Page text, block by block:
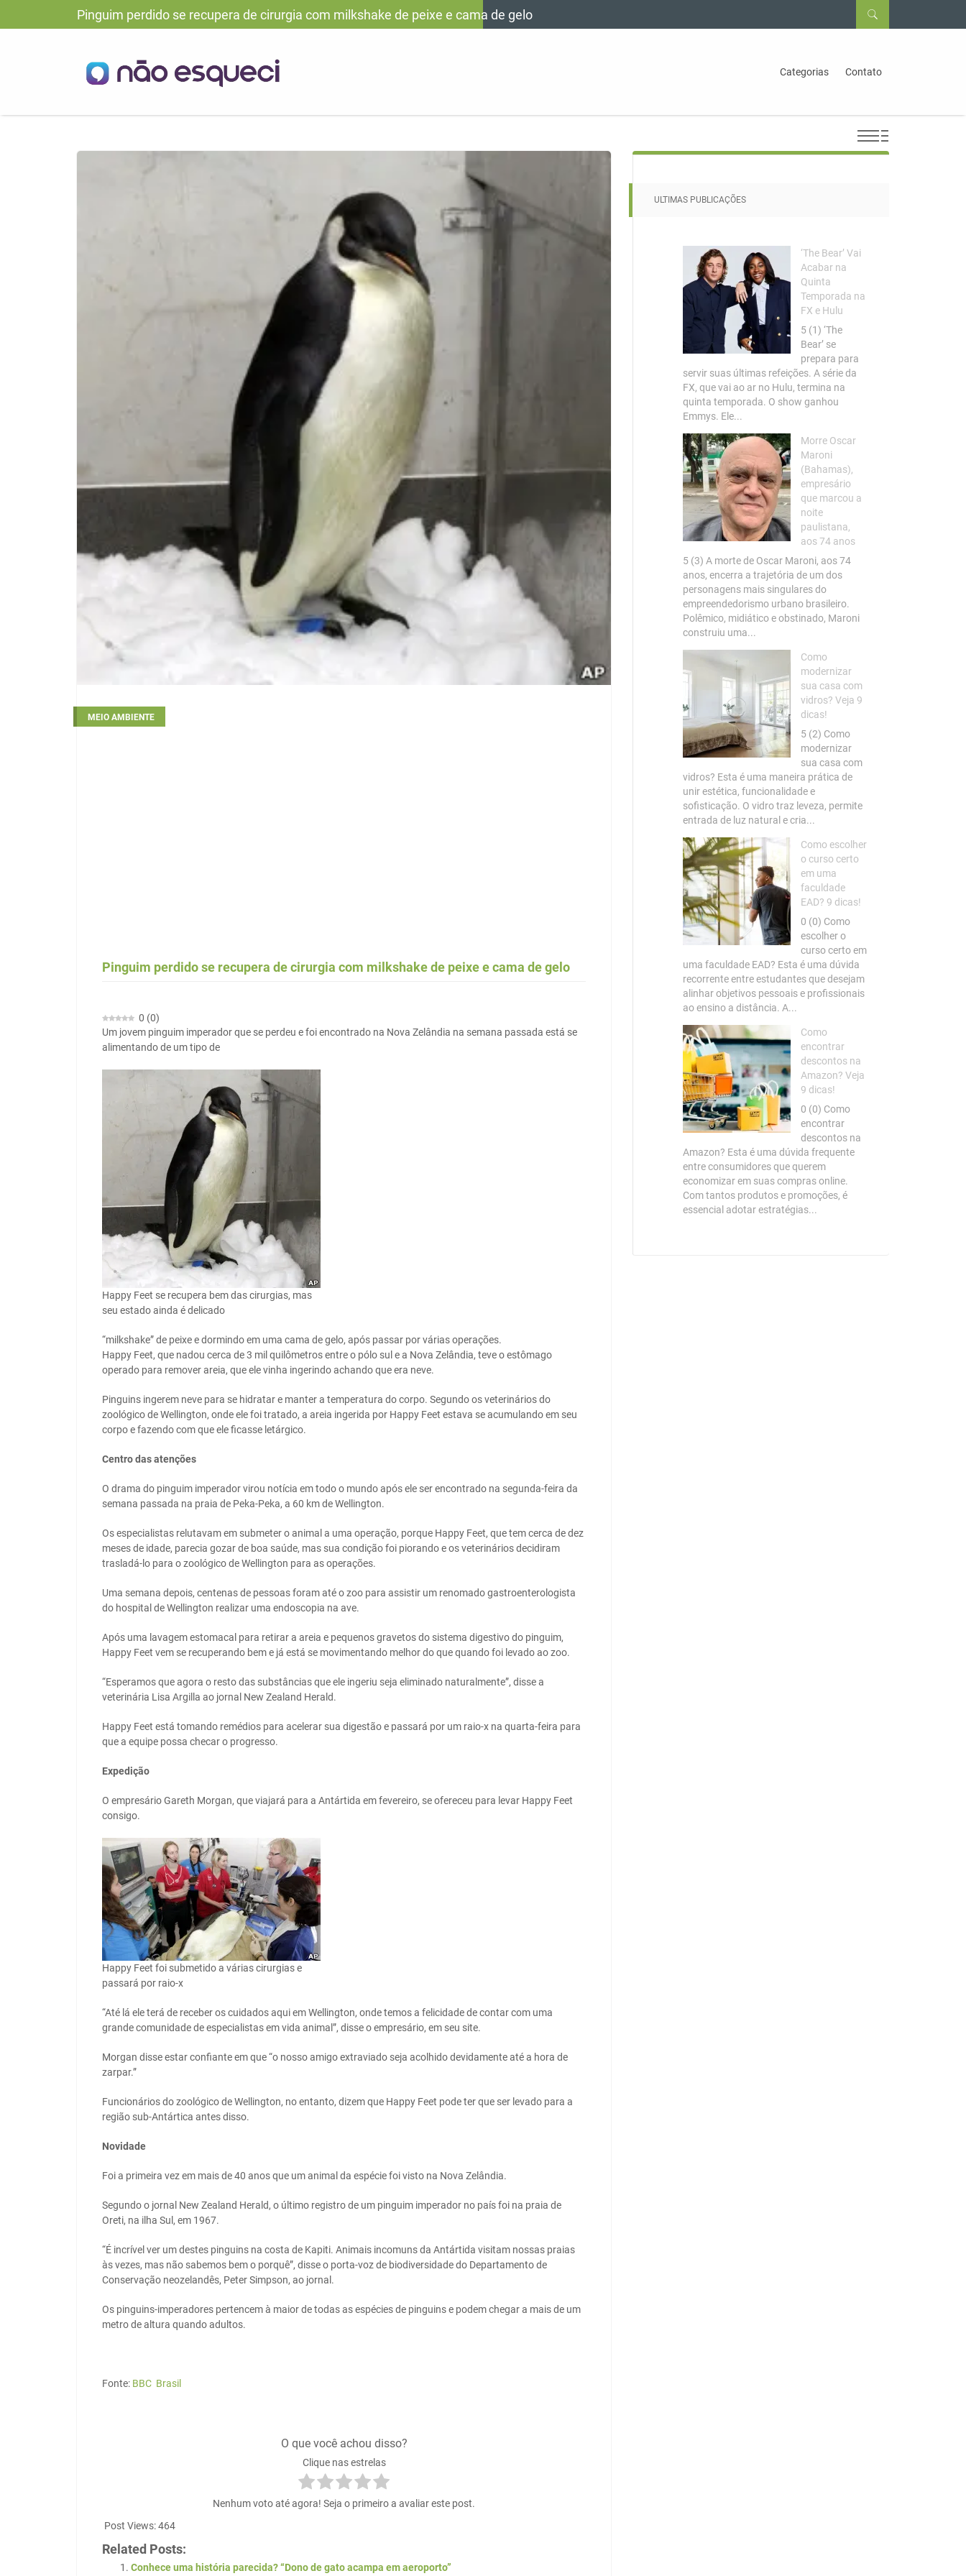
Pinguim perdido se recupera de cirurgia com milkshake de peixe e cama de gelo
Categorias Contato
MEIO AMBIENTE
Pinguim perdido se recupera de cirurgia com milkshake de peixe e cama de gelo
0 (0)
Um jovem pinguim imperador que se perdeu e foi encontrado na Nova Zelândia na semana passada está se
alimentando de um tipo de
Happy Feet se recupera bem das cirurgias, mas
seu estado ainda é delicado
“milkshake” de peixe e dormindo em uma cama de gelo, após passar por várias operações.
Happy Feet, que nadou cerca de 3 mil quilômetros entre o pólo sul e a Nova Zelândia, teve o estômago
operado para remover areia, que ele vinha ingerindo achando que era neve.
Pinguins ingerem neve para se hidratar e manter a temperatura do corpo. Segundo os veterinários do
zoológico de Wellington, onde ele foi tratado, a areia ingerida por Happy Feet estava se acumulando em seu
corpo e fazendo com que ele ficasse letárgico.
Centro das atenções
O drama do pinguim imperador virou notícia em todo o mundo após ele ser encontrado na segunda-feira da
semana passada na praia de Peka-Peka, a 60 km de Wellington.
Os especialistas relutavam em submeter o animal a uma operação, porque Happy Feet, que tem cerca de dez
meses de idade, parecia gozar de boa saúde, mas sua condição foi piorando e os veterinários decidiram
trasladá-lo para o zoológico de Wellington para as operações.
Uma semana depois, centenas de pessoas foram até o zoo para assistir um renomado gastroenterologista
do hospital de Wellington realizar uma endoscopia na ave.
Após uma lavagem estomacal para retirar a areia e pequenos gravetos do sistema digestivo do pinguim,
Happy Feet vem se recuperando bem e já está se movimentando melhor do que quando foi levado ao zoo.
“Esperamos que agora o resto das substâncias que ele ingeriu seja eliminado naturalmente”, disse a
veterinária Lisa Argilla ao jornal New Zealand Herald.
Happy Feet está tomando remédios para acelerar sua digestão e passará por um raio-x na quarta-feira para
que a equipe possa checar o progresso.
Expedição
O empresário Gareth Morgan, que viajará para a Antártida em fevereiro, se ofereceu para levar Happy Feet
consigo.
Happy Feet foi submetido a várias cirurgias e
passará por raio-x
“Até lá ele terá de receber os cuidados aqui em Wellington, onde temos a felicidade de contar com uma
grande comunidade de especialistas em vida animal”, disse o empresário, em seu site.
Morgan disse estar confiante em que “o nosso amigo extraviado seja acolhido devidamente até a hora de
zarpar.”
Funcionários do zoológico de Wellington, no entanto, dizem que Happy Feet pode ter que ser levado para a
região sub-Antártica antes disso.
Novidade
Foi a primeira vez em mais de 40 anos que um animal da espécie foi visto na Nova Zelândia.
Segundo o jornal New Zealand Herald, o último registro de um pinguim imperador no país foi na praia de
Oreti, na ilha Sul, em 1967.
“É incrível ver um destes pinguins na costa de Kapiti. Animais incomuns da Antártida visitam nossas praias
às vezes, mas não sabemos bem o porquê”, disse o porta-voz de biodiversidade do Departamento de
Conservação neozelandês, Peter Simpson, ao jornal.
Os pinguins-imperadores pertencem à maior de todas as espécies de pinguins e podem chegar a mais de um
metro de altura quando adultos.
Fonte: BBC Brasil
O que você achou disso?
Clique nas estrelas
Nenhum voto até agora! Seja o primeiro a avaliar este post.
Post Views:464
Related Posts:
Conhece uma história parecida? “Dono de gato acampa em aeroporto”
ULTIMAS PUBLICAÇÕES
‘The Bear’ Vai
Acabar na
Quinta
Temporada na
FX e Hulu
5 (1) ‘The
Bear’ se
prepara para
servir suas últimas refeições. A série da
FX, que vai ao ar no Hulu, termina na
quinta temporada. O show ganhou
Emmys. Ele...
Morre Oscar
Maroni
(Bahamas),
empresário
que marcou a
noite
paulistana,
aos 74 anos
5 (3) A morte de Oscar Maroni, aos 74
anos, encerra a trajetória de um dos
personagens mais singulares do
empreendedorismo urbano brasileiro.
Polêmico, midiático e obstinado, Maroni
construiu uma...
Como
modernizar
sua casa com
vidros? Veja 9
dicas!
5 (2) Como
modernizar
sua casa com
vidros? Esta é uma maneira prática de
unir estética, funcionalidade e
sofisticação. O vidro traz leveza, permite
entrada de luz natural e cria...
Como escolher
o curso certo
em uma
faculdade
EAD? 9 dicas!
0 (0) Como
escolher o
curso certo em
uma faculdade EAD? Esta é uma dúvida
recorrente entre estudantes que desejam
alinhar objetivos pessoais e profissionais
ao ensino a distância. A...
Como
encontrar
descontos na
Amazon? Veja
9 dicas!
0 (0) Como
encontrar
descontos na
Amazon? Esta é uma dúvida frequente
entre consumidores que querem
economizar em suas compras online.
Com tantos produtos e promoções, é
essencial adotar estratégias...